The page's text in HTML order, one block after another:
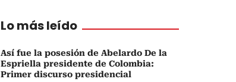
Lo más leído
Así fue la posesión de Abelardo De la
Espriella presidente de Colombia:
Primer discurso presidencial